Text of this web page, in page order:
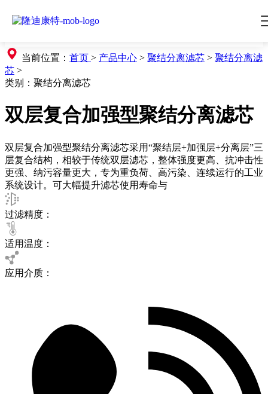
当前位置： 首页 > 产品中心 > 聚结分离滤芯 > 聚结分离滤
芯 >
类别： 聚结分离滤芯
双层复合加强型聚结分离滤芯
双层复合加强型聚结分离滤芯采用“聚结层+加强层+分离层”三
层复合结构，相较于传统双层滤芯，整体强度更高、抗冲击性
更强、纳污容量更大，专为重负荷、高污染、连续运行的工业
系统设计。可大幅提升滤芯使用寿命与
过滤精度：
适用温度：
应用介质：